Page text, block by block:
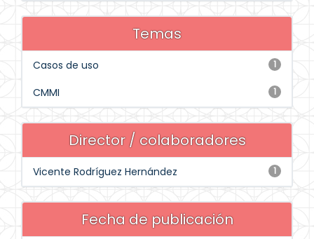
Temas
1
Casos de uso
1
CMMI
Director / colaboradores
1
Vicente Rodríguez Hernández
Fecha de publicación